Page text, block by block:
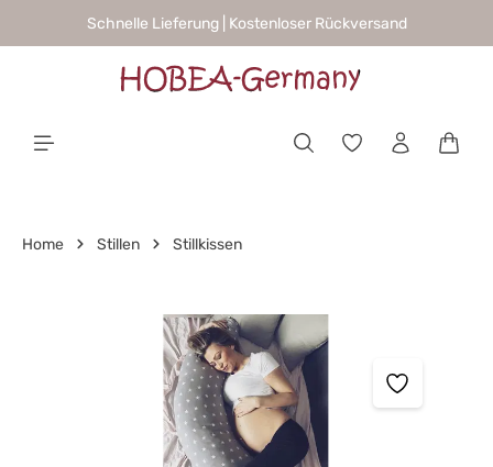
springenSchnelle Lieferung | Kostenloser Rückversand
Home Stillen Stillkissen
Bildergalerie überspringen